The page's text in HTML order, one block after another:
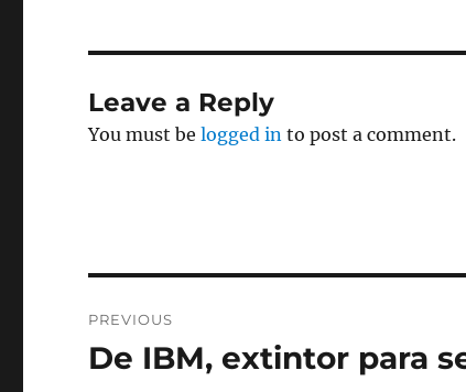
Leave a Reply
You must belogged in to post a comment.
navigation
PREVIOUS
Previous
De IBM, extintor para